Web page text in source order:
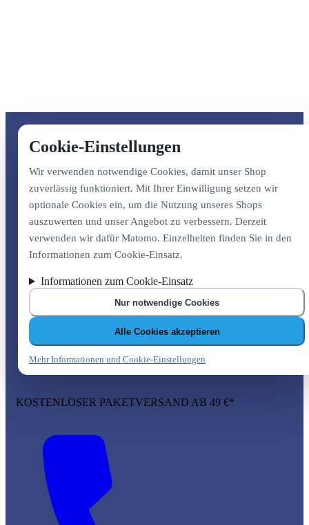
Cookie-Einstellungen
Wir verwenden notwendige Cookies, damit unser Shop
zuverlässig funktioniert. Mit Ihrer Einwilligung setzen wir
optionale Cookies ein, um die Nutzung unseres Shops
auszuwerten und unser Angebot zu verbessern. Derzeit
verwenden wir dafür Matomo. Einzelheiten finden Sie in den
Informationen zum Cookie-Einsatz.
Informationen zum Cookie-Einsatz
Nur notwendige Cookies
Alle Cookies akzeptieren
Mehr Informationen und Cookie-Einstellungen
KOSTENLOSER PAKETVERSAND AB 49 €*